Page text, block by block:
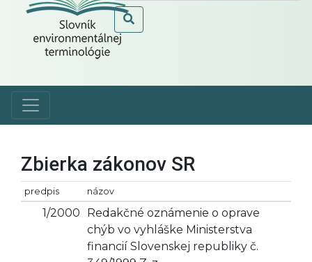
Zbierka zákonov SR
predpis názov
1/2000
Redakčné oznámenie o oprave
chýb vo vyhláške Ministerstva
financií Slovenskej republiky č.